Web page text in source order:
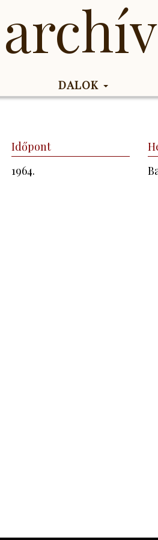
DALOK
Időpont
1964.